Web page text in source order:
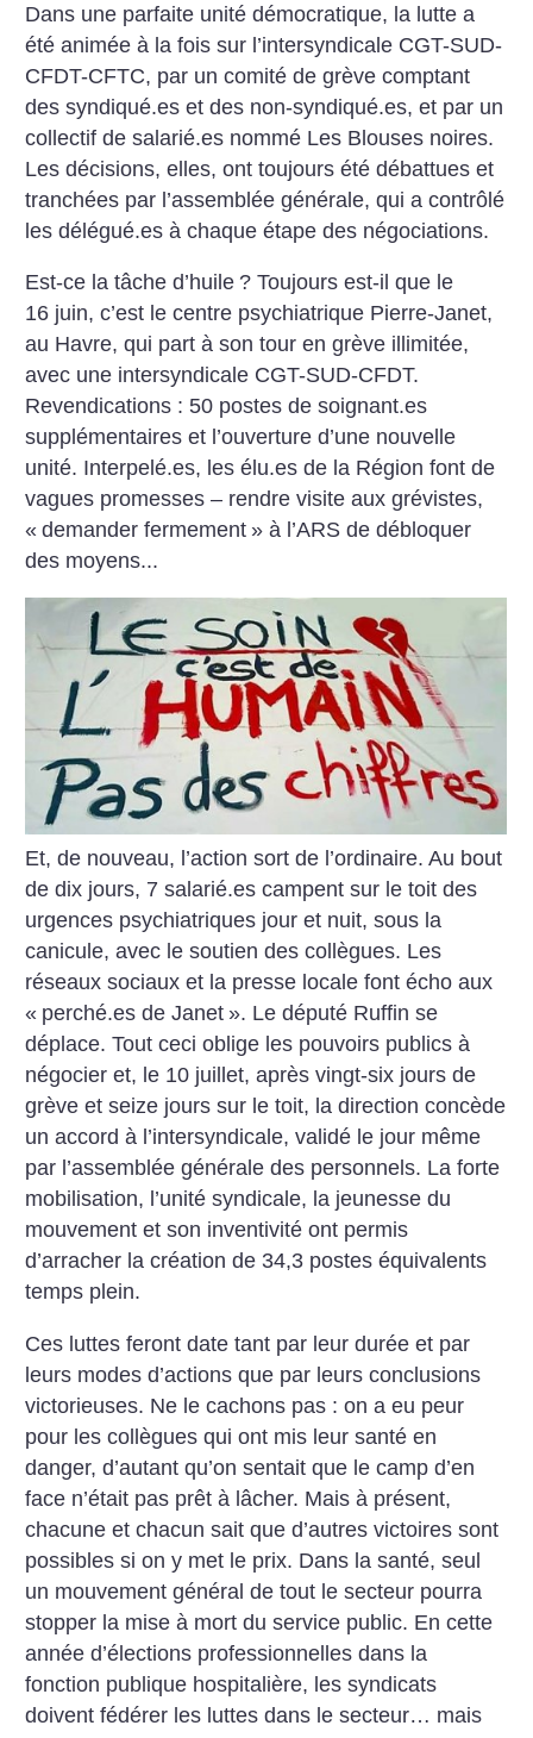
Dans une parfaite unité démocratique, la lutte a
été animée à la fois sur l’intersyndicale CGT-SUD-
CFDT-CFTC, par un comité de grève comptant
des syndiqué.es et des non-­syndiqué.es, et par un
collectif de salarié.es nommé Les Blouses noires.
Les décisions, elles, ont toujours été débattues et
tranchées par l’assemblée générale, qui a contrôlé
les délégué.es à chaque étape des négociations.
Est-ce la tâche d’huile ? Toujours est-il que le
16 juin, c’est le centre psychiatrique Pierre-Janet,
au Havre, qui part à son tour en grève illimitée,
avec une intersyndicale CGT-SUD-CFDT.
Revendications : 50 postes de soignant.es
supplémentaires et l’ouverture d’une nouvelle
unité. Interpelé.es, les élu.es de la Région font de
vagues promesses – rendre visite aux grévistes,
« demander fermement » à l’ARS de débloquer
des moyens...
Et, de nouveau, l’action sort de l’ordinaire. Au bout
de dix jours, 7 salarié.es campent sur le toit des
urgences psychiatriques jour et nuit, sous la
canicule, avec le soutien des collègues. Les
réseaux sociaux et la presse locale font écho aux
« perché.es de Janet ». Le député Ruffin se
déplace. Tout ceci oblige les pouvoirs publics à
négocier et, le 10 juillet, après vingt-six jours de
grève et seize jours sur le toit, la direction concède
un accord à l’intersyndicale, validé le jour même
par l’assemblée générale des personnels. La forte
mobilisation, l’unité syndicale, la jeunesse du
mouvement et son inventivité ont permis
d’arracher la création de 34,3 postes équivalents
temps plein.
Ces luttes feront date tant par leur durée et par
leurs modes d’actions que par leurs conclusions
victorieuses. Ne le cachons pas : on a eu peur
pour les collègues qui ont mis leur santé en
danger, d’autant qu’on sentait que le camp d’en
face n’était pas prêt à lâcher. Mais à présent,
chacune et chacun sait que d’autres victoires sont
possibles si on y met le prix. Dans la santé, seul
un mouvement général de tout le secteur pourra
stopper la mise à mort du service public. En cette
année d’élections professionnelles dans la
fonction publique hospitalière, les syndicats
doivent fédérer les luttes dans le secteur… mais